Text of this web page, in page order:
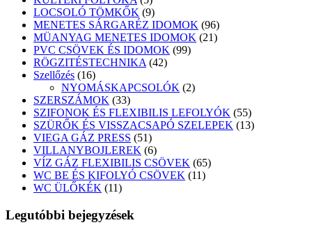
termék
LOCSOLÓ TÖMKŐK 99
termék
MENETES SÁRGARÉZ IDOMOK 9696
termék
MÜANYAG MENETES IDOMOK 2121
PVC CSÖVEK ÉS IDOMOK 9999
RÖGZITÉSTECHNIKA 4242
Szellőzés 1616
termék
NYOMÁSKAPCSOLÓK 22
SZERSZÁMOK 3333
termék
SZIFONOK ÉS FLEXIBILIS LEFOLYÓK 5555
termék
SZÜRŐK ÉS VISSZACSAPÓ SZELEPEK 1313
VIEGA GÁZ PRESS 5151
termék
VILLANYBOJLEREK 66
termék
VÍZ GÁZ FLEXIBILIS CSÖVEK 6565
WC BE ÉS KIFOLYÓ CSÖVEK 1111
WC ÜLŐKÉK 1111
Legutóbbi bejegyzések